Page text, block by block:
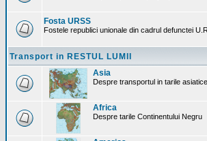
Fosta URSS
Fostele republici unionale din cadrul defunctei
Transport in RESTUL LUMII
Asia
Despre transportul in tarile asiatice
Africa
Despre tarile Continentului Negru